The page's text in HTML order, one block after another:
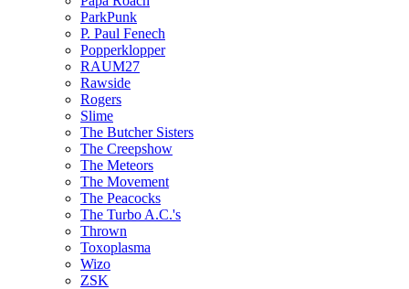
ParkPunk
P. Paul Fenech
Popperklopper
RAUM27
Rawside
Rogers
Slime
The Butcher Sisters
The Creepshow
The Meteors
The Movement
The Peacocks
The Turbo A.C.'s
Thrown
Toxoplasma
Wizo
ZSK